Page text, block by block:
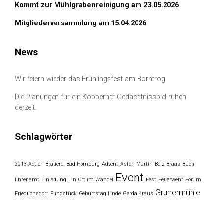
Kommt zur Mühlgrabenreinigung am 23.05.2026
Mitgliederversammlung am 15.04.2026
News
Wir feiern wieder das Frühlingsfest am Borntrog
Die Planungen für ein Köpperner-Gedächtnisspiel ruhen
derzeit.
Schlagwörter
2013 Actien Brauerei Bad Homburg Advent Aston Martin Beiz Braas Buch
Ehrenamt Einladung Ein Ort im Wandel Event Fest Feuerwehr Forum
Friedrichsdorf Fundstück Geburtstag Linde Gerda Kraus Grunermühle